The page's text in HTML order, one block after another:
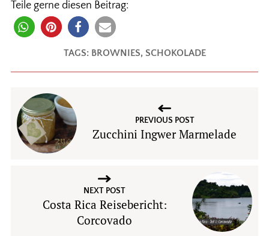
Teile gerne diesen Beitrag:
TAGS: BROWNIES, SCHOKOLADE
PREVIOUS POST
Zucchini Ingwer Marmelade
NEXT POST
Costa Rica Reisebericht:
Corcovado